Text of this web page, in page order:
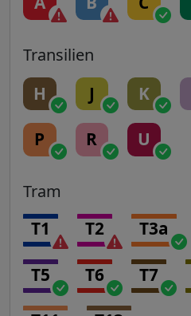
Transilien
H J K
P R U
Tram
T1 T2 T3a
T5 T6 T7